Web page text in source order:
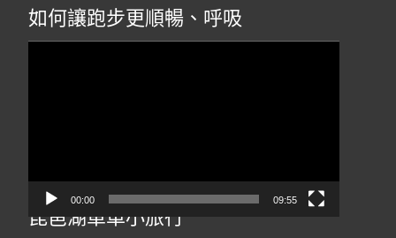
如何讓跑步更順暢、呼吸
00:00 09:55
琵琶湖單車小旅行